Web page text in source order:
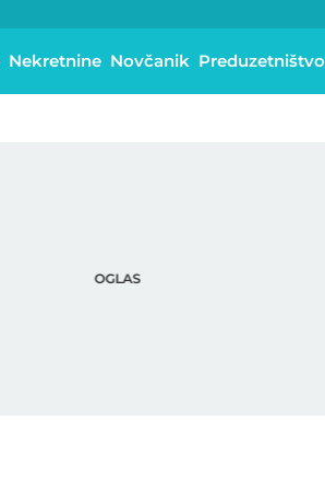
Nekretnine Novčanik Preduzetništvo